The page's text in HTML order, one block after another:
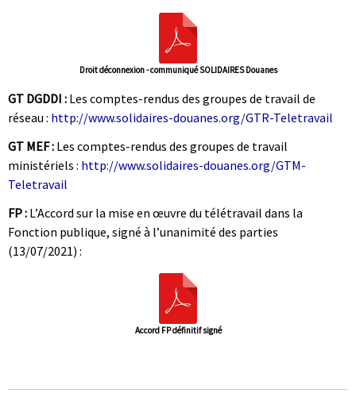
Droit déconnexion - communiqué SOLIDAIRES Douanes
GT DGDDI : Les comptes-rendus des groupes de travail de
réseau : http://www.solidaires-douanes.org/GTR-Teletravail
GT MEF : Les comptes-rendus des groupes de travail
ministériels : http://www.solidaires-douanes.org/GTM-
Teletravail
FP : L’Accord sur la mise en œuvre du télétravail dans la
Fonction publique, signé à l’unanimité des parties
(13/07/2021) :
Accord FP définitif signé